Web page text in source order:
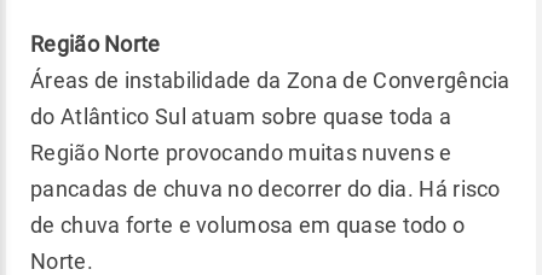
Região Norte
Áreas de instabilidade da Zona de Convergência
do Atlântico Sul atuam sobre quase toda a
Região Norte provocando muitas nuvens e
pancadas de chuva no decorrer do dia. Há risco
de chuva forte e volumosa em quase todo o
Norte.